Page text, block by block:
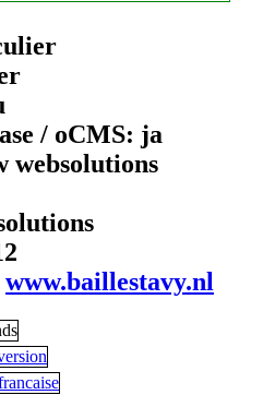
/ oCMS: ja
websolutions
www.baillestavy.nl